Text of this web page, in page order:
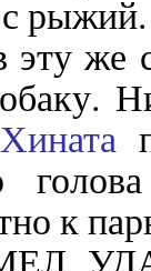
рыжий.
эту же
Хината
к